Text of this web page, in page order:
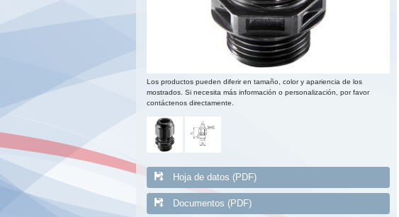
Los productos pueden diferir en tamaño, color y apariencia de los
mostrados. Si necesita más información o personalización, por favor
contáctenos directamente.
Hoja de datos (PDF)
Documentos (PDF)